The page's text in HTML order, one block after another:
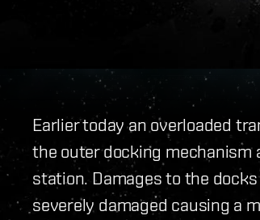
Earlier today an overloaded
the outer docking mechanism
station. Damages to the
severely damaged causing a